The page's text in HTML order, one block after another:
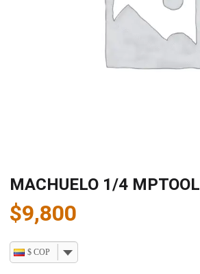
MACHUELO 1/4 MPTOOL
$9,800
$ COP